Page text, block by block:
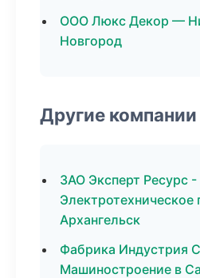
ООО Люкс Декор —
Новгород
Другие компании
ЗАО Эксперт Ресурс -
Электротехническое
Архангельск
Фабрика Индустрия
Машиностроение в